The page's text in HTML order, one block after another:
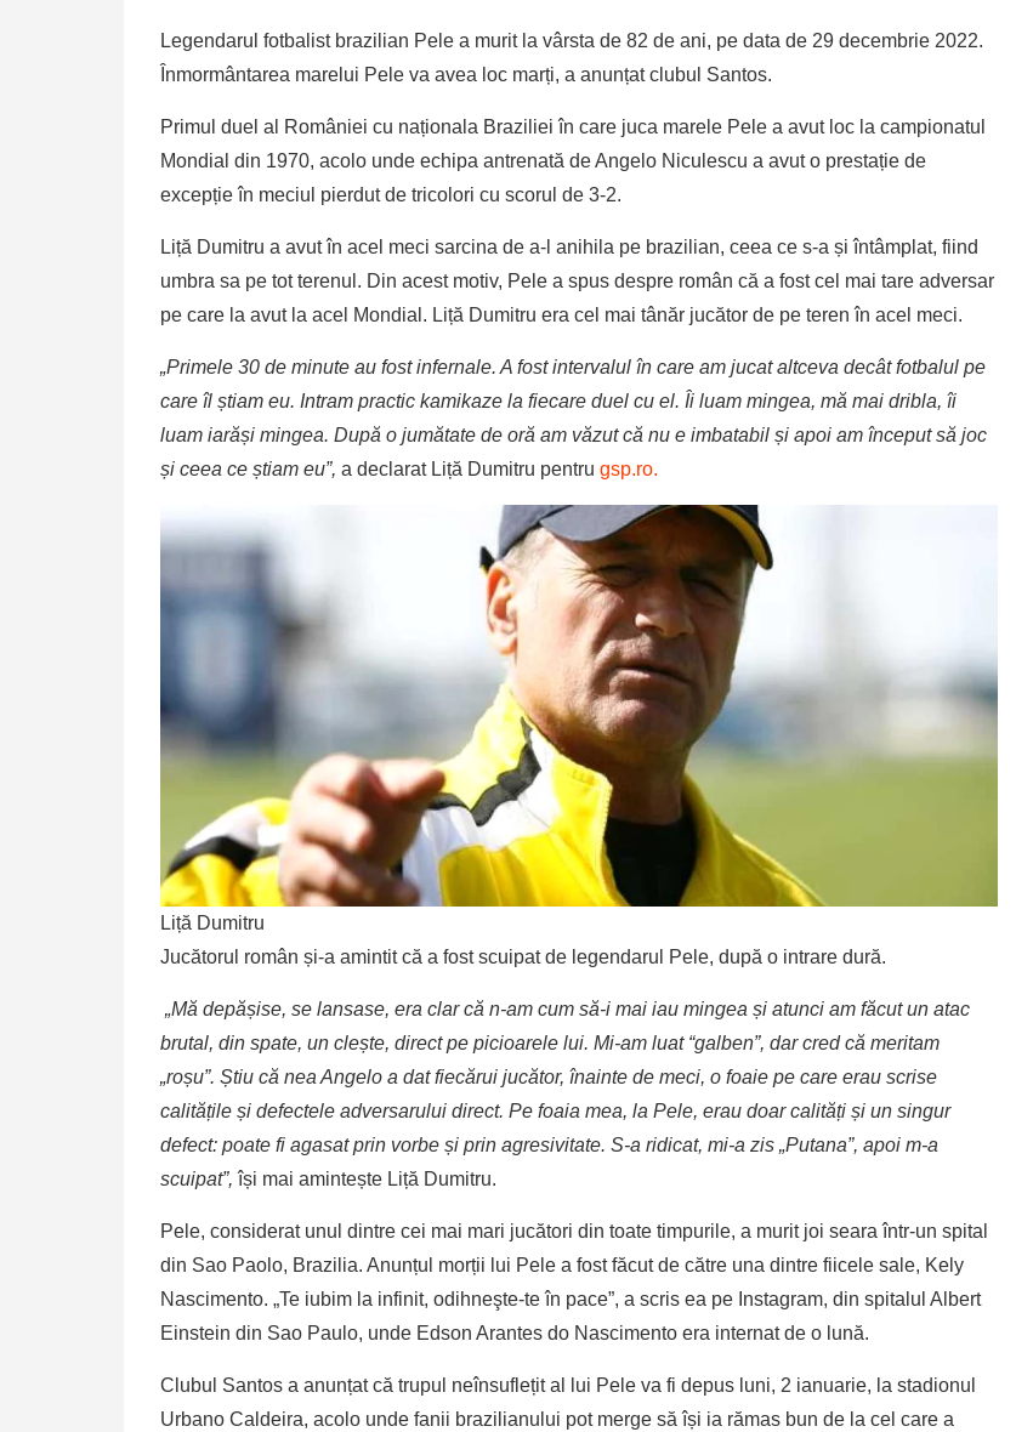
Legendarul fotbalist brazilian Pele a murit la vârsta de 82 de ani, pe data de 29 decembrie 2022.
Înmormântarea marelui Pele va avea loc marți, a anunțat clubul Santos.
Primul duel al României cu naționala Braziliei în care juca marele Pele a avut loc la campionatul
Mondial din 1970, acolo unde echipa antrenată de Angelo Niculescu a avut o prestație de
excepție în meciul pierdut de tricolori cu scorul de 3-2.
Liță Dumitru a avut în acel meci sarcina de a-l anihila pe brazilian, ceea ce s-a și întâmplat, fiind
umbra sa pe tot terenul. Din acest motiv, Pele a spus despre român că a fost cel mai tare adversar
pe care la avut la acel Mondial. Liță Dumitru era cel mai tânăr jucător de pe teren în acel meci.
„Primele 30 de minute au fost infernale. A fost intervalul în care am jucat altceva decât fotbalul pe
care îl știam eu. Intram practic kamikaze la fiecare duel cu el. Îi luam mingea, mă mai dribla, îi
luam iarăși mingea. După o jumătate de oră am văzut că nu e imbatabil și apoi am început să joc
și ceea ce știam eu”, a declarat Liță Dumitru pentru gsp.ro.
Liță Dumitru
Jucătorul român și-a amintit că a fost scuipat de legendarul Pele, după o intrare dură.
„Mă depășise, se lansase, era clar că n-am cum să-i mai iau mingea și atunci am făcut un atac
brutal, din spate, un clește, direct pe picioarele lui. Mi-am luat “galben”, dar cred că meritam
„roșu”. Știu că nea Angelo a dat fiecărui jucător, înainte de meci, o foaie pe care erau scrise
calitățile și defectele adversarului direct. Pe foaia mea, la Pele, erau doar calități și un singur
defect: poate fi agasat prin vorbe și prin agresivitate. S-a ridicat, mi-a zis „Putana”, apoi m-a
scuipat”, își mai amintește Liță Dumitru.
Pele, considerat unul dintre cei mai mari jucători din toate timpurile, a murit joi seara într-un spital
din Sao Paolo, Brazilia. Anunțul morții lui Pele a fost făcut de către una dintre fiicele sale, Kely
Nascimento. „Te iubim la infinit, odihneşte-te în pace”, a scris ea pe Instagram, din spitalul Albert
Einstein din Sao Paulo, unde Edson Arantes do Nascimento era internat de o lună.
Clubul Santos a anunțat că trupul neînsuflețit al lui Pele va fi depus luni, 2 ianuarie, la stadionul
Urbano Caldeira, acolo unde fanii brazilianului pot merge să își ia rămas bun de la cel care a